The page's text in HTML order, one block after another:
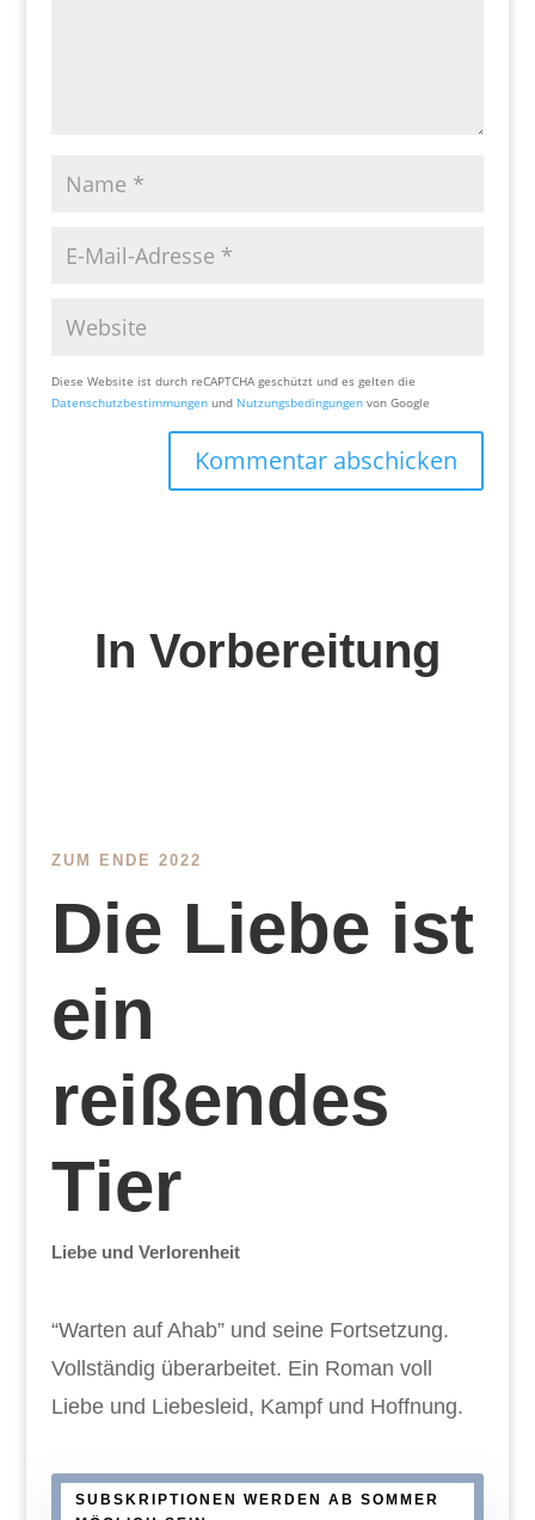
Diese Website ist durch reCAPTCHA geschützt und es gelten die
Datenschutzbestimmungenund Nutzungsbedingungenvon Google
Kommentar abschicken
In Vorbereitung
ZUM ENDE 2022
Die Liebe ist
ein
reißendes
Tier
Liebe und Verlorenheit
“Warten auf Ahab” und seine Fortsetzung.
Vollständig überarbeitet. Ein Roman voll
Liebe und Liebesleid, Kampf und Hoffnung.
SUBSKRIPTIONEN WERDEN AB SOMMER